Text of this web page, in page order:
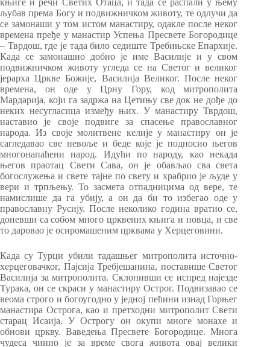
књиге и речи Светих Отаца, и тада се распали у њему
љубав према Богу и подвижничком животу, те одлучи да
се замонаши у том истом манастиру, одакле после неког
времена пређе у манастир Успења Пресвете Богородице
– Тврдош, где је тада било седиште Требињске Епархије.
Када се замонашио добио је име Василије и у свом
подвижничком животу угледа се на Светог и великог
јерарха Цркве Божије, Василија Великог. После неког
времена, он оде у Црну Гору, код митрополита
Мардарија, који га задржа на Цетињу све док не дође до
неких несугласица између њих. У манастиру Тврдош,
наставио је своје подвиге за спасење православног
народа. Из своје молитвене келије у манастиру он је
сагледавао све невоље и беде које је подносио његов
многонапаћени народ. Идући по народу, као некада
његов праотац Свети Сава, он је обављао сва света
богослужења и свете тајне по свету и храбрио је људе у
вери и трпљењу. То засмета отпадницима од вере, те
намислише да га убију, а он да би то избегао оде у
православну Русију. После неколико година вратио се,
доневши са собом много црквених књига и новца, и све
то даровао је осиромашеним црквама у Херцеговини.
Када су Турци убили тадашњег митрополита источно-
херцеговачког, Пајсија Требјешанина, поставише Светог
Василија за митрополита. Склонивши се испред најезде
Турака, он се скраси у манастиру Острог. Подвизавао се
веома строго и богоугодно у једној пећини изнад Горњег
манастира Острога, као и претходни митрополит Свети
старац Исаија. У Острогу он окупи многе монахе и
обнови цркву. Ваведења Пресвете Богородице. Многа
чудеса чинио је за време свога живота овај велики